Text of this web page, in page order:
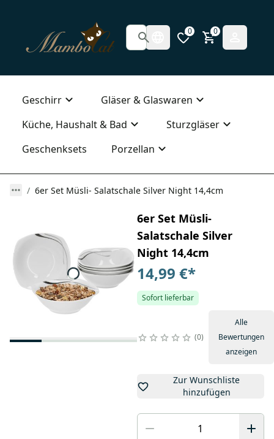
0 0
Geschirr
Gläser & Glaswaren
Küche, Haushalt & Bad
Sturzgläser
Geschenksets
Porzellan
6er Set Müsli- Salatschale Silver Night 14,4cm
6er Set Müsli-
Salatschale Silver
Night 14,4cm
14,99 €*
Sofort lieferbar
0
Alle
Bewertungen
anzeigen
Zur Wunschliste
hinzufügen